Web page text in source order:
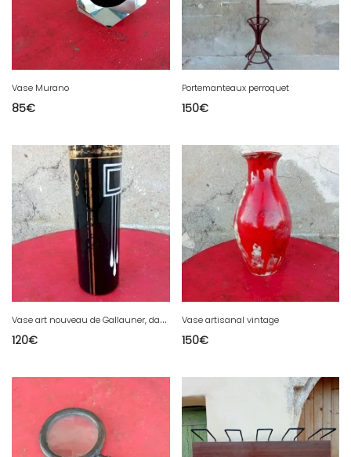
Vase Murano
85€
Portemanteaux perroquet
150€
V
ase art nouveau de Gallauner, dans le style de la Sécession viennoise d'après Josef Hoffmann
120€
Vase artisanal vintage
150€